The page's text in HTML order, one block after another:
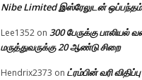
Nibe Limited இஸ்ரேலுடன் ஒப்பந்தம்
Lee1352 on 300 பேருக்கு
மருத்துவருக்கு 20 ஆண்டு சிறை
Hendrix2373 on ட்ரம்பின் வரி